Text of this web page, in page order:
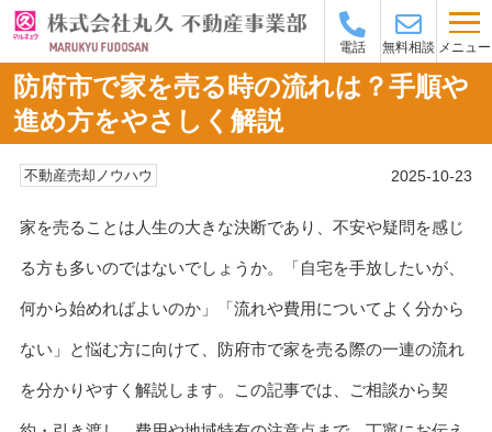
電話 無料相談 メニュー
防府市で家を売る時の流れは？手順や
進め方をやさしく解説
不動産売却ノウハウ 2025-10-23
家を売ることは人生の大きな決断であり、不安や疑問を感じ
る方も多いのではないでしょうか。「自宅を手放したいが、
何から始めればよいのか」「流れや費用についてよく分から
ない」と悩む方に向けて、防府市で家を売る際の一連の流れ
を分かりやすく解説します。この記事では、ご相談から契